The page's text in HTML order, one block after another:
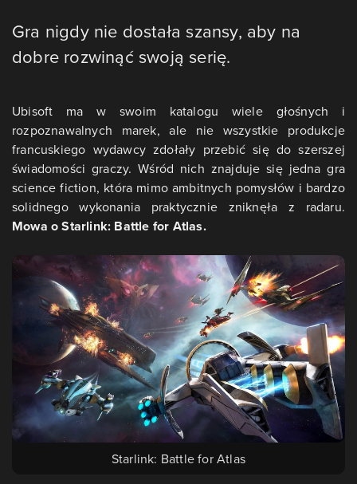
Gra nigdy nie dostała szansy, aby na
dobre rozwinąć swoją serię.
Ubisoft ma w swoim katalogu wiele głośnych i
rozpoznawalnych marek, ale nie wszystkie produkcje
francuskiego wydawcy zdołały przebić się do szerszej
świadomości graczy. Wśród nich znajduje się jedna gra
science fiction, która mimo ambitnych pomysłów i bardzo
solidnego wykonania praktycznie zniknęła z radaru.
Mowa o Starlink: Battle for Atlas.
Starlink: Battle for Atlas